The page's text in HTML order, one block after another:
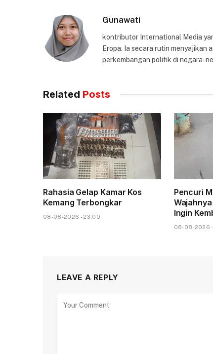
Gunawati
kontributor International Media
Eropa. Ia secara rutin menyajikan
perkembangan politik di negara-
Related Posts
Rahasia Gelap Kamar Kos
Kemang Terbongkar
08-08-2026 - 23.00
Pencuri
Ingin
08-08-2026 -
LEAVE A REPLY